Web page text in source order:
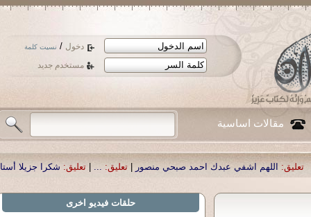
دخول / نسيت كلمة
مستخدم جديد
مقالات اساسية
احمد صبحي منصور تعليق: ...
| تعليق: شكرا جزيلا أستاذ حمد الحمد .أكرمكم
حلقات فيديو اخرى